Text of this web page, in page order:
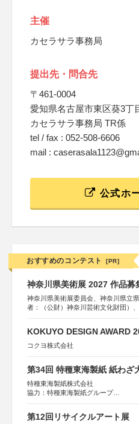
主催
カセラサラ事務局
提出先・問合先
〒461-0004
愛知県名古屋市東区葵3丁
カセラサラ事務局 TR係
tel / fax : 052-508-6606
mail :
公式ホ
おすすめのコンテスト [PR]
神奈川県美術展 2027 作品募
神奈川県美術展委員会、神奈川県立
者：（公財）神奈川芸術文化財団）
KOKUYO DESIGN AWARD
コクヨ株式会社
第34回 特種東海製紙 紙わざ
特種東海製紙株式会社
協力：特種東海製紙グループ
第12回リサイクルアート展